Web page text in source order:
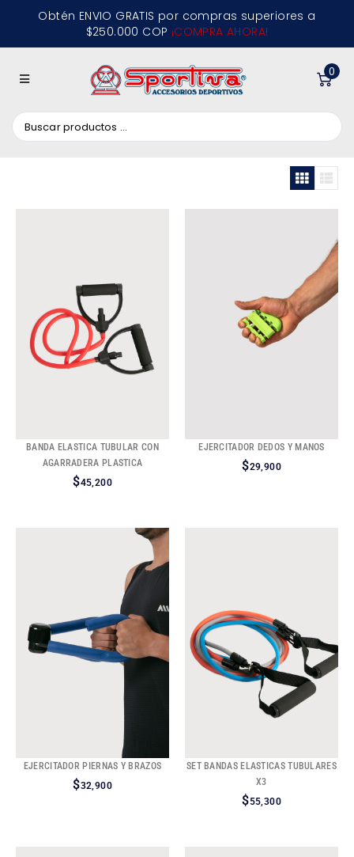
Obtén ENVIO GRATIS por compras superiores a
$250.000 COP ¡COMPRA AHORA!
0
BANDA ELASTICA TUBULAR CON
AGARRADERA PLASTICA
$45,200
EJERCITADOR DEDOS Y MANOS
$29,900
EJERCITADOR PIERNAS Y BRAZOS
$32,900
SET BANDAS ELASTICAS TUBULARES
X3
$55,300